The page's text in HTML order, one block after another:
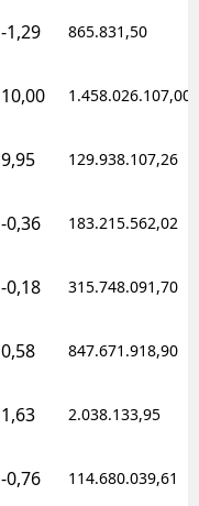
-1,29 865.831,50
10,00 1.458.026.107,00
9,95 129.938.107,26
-0,36 183.215.562,02
-0,18 315.748.091,70
0,58 847.671.918,90
1,63 2.038.133,95
-0,76 114.680.039,61